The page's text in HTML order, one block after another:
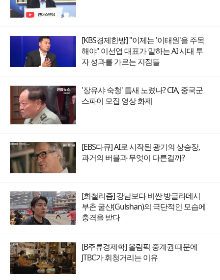
[KBS경제한방] "이제는 '이태원'을 주목
해야" 이선엽 대표가 말하는 AI 시대 투
자 성과를 가르는 지점들
'장유샤 숙청' 틈새 노렸나? CIA, 중국군
스파이 모집 영상 화제
[EBS다큐] AI로 시작된 광기의 상승장,
과거의 버블과 무엇이 다른걸까?
[희철리즘] 강남보다 비싼 방글라데시
부촌 굴샨(Gulshan)의 극단적인 모습에
충격을 받다
[B주류경제학] 올림픽 중계권 때문에
JTBC가 휘청거리는 이유